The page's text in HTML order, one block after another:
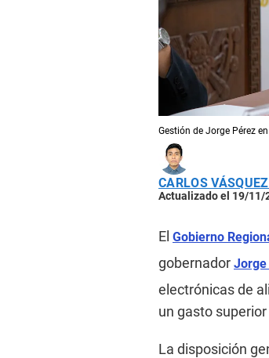
Gestión de Jorge Pérez
CARLOS
Actualizado el 19/11/
El Gobierno
gobernador Jorge
electrónicas de
un gasto
La disposición